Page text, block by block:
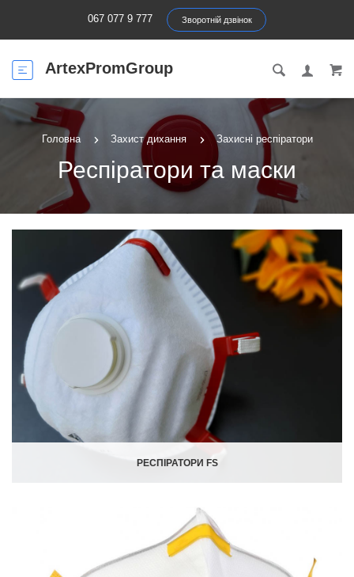
067 077 9 777 Зворотній дзвінок
ArtexPromGroup
Головна Захист дихання Захисні респіратори
Респіратори та маски
РЕСПІРАТОРИ FS